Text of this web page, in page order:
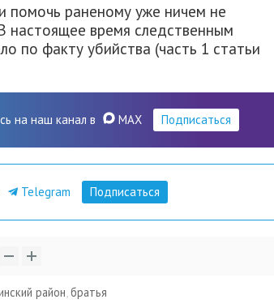
раненому уже ничем не
настоящее время следственным
по факту убийства (часть 1 статьи
на наш канал в MAX Подписаться
Telegram Подписаться
район братья